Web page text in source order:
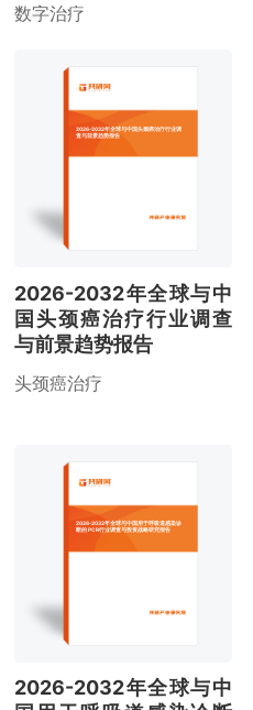
数字治疗
2026-2032年全球与中国头颈癌治疗行业调
查与前景趋势报告
2026-2032年全球与中
国头颈癌治疗行业调查
与前景趋势报告
头颈癌治疗
2026-2032年全球与中国用于呼吸道感染诊
断的 PCR行业调查与投资战略研究报告
2026-2032年全球与中